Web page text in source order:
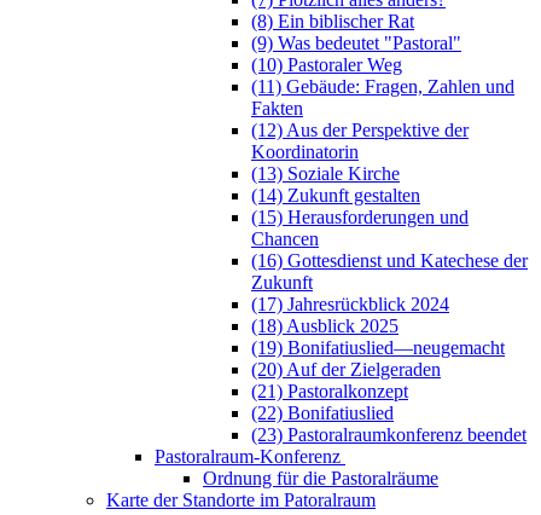
(8) Ein biblischer Rat
(9) Was bedeutet "Pastoral"
(10) Pastoraler Weg
(11) Gebäude: Fragen, Zahlen und
Fakten
(12) Aus der Perspektive der
Koordinatorin
(13) Soziale Kirche
(14) Zukunft gestalten
(15) Herausforderungen und
Chancen
(16) Gottesdienst und Katechese der
Zukunft
(17) Jahresrückblick 2024
(18) Ausblick 2025
(19) Bonifatiuslied—neugemacht
(20) Auf der Zielgeraden
(21) Pastoralkonzept
(22) Bonifatiuslied
(23) Pastoralraumkonferenz beendet
Pastoralraum-Konferenz
Ordnung für die Pastoralräume
Karte der Standorte im Patoralraum